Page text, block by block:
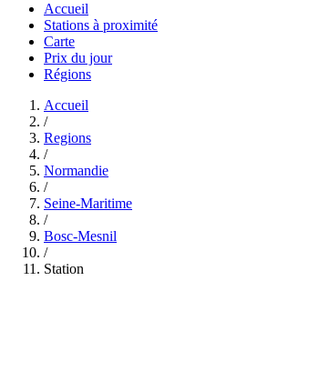
Accueil
Stations à proximité
Carte
Prix du jour
Régions
Accueil
/
Regions
/
Normandie
/
Seine-Maritime
/
Bosc-Mesnil
/
Station